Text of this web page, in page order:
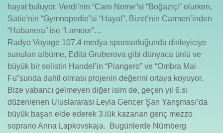
hayat buluyor. Verdi’nin “Caro Nome”si “Boğaziçi” olurken,
Satie’nin “Gymnopedie”si “Hayal”, Bizet’nin Carmen’inden
“Habanera” ise “Lamour”…
Radyo Voyage 107.4 medya sponsorluğunda dinleyiciye
sunulan albüme, Edita Gruberova gibi dünyaca ünlü ve
büyük bir solistin Handel’in “Piangero” ve “Ombra Mai
Fu”sunda dahil olması projenin değerini ortaya koyuyor.
Bize yabancı gelmeyen diğer isim de, geçen yıl 6.sı
düzenlenen Uluslararası Leyla Gencer Şan Yarışması’da
büyük başarı elde ederek 3.lük kazanan genç mezzo
soprano Anna Lapkovskaja. Bugünlerde Nürnberg